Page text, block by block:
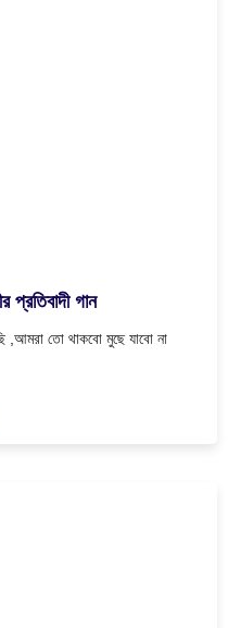
প্রতিবাদী গান
,আমরা তো থাকবো মুছে যাবো না